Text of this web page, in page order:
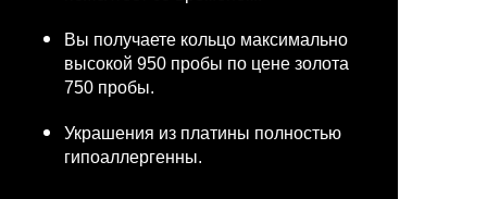
Вы получаете кольцо максимально
высокой 950 пробы по цене золота
750 пробы.
Украшения из платины полностью
гипоаллергенны.